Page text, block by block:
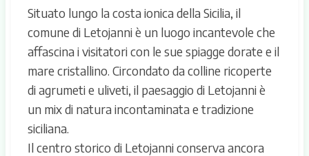
Situato lungo la costa ionica della Sicilia, il
comune di Letojanni è un luogo incantevole che
affascina i visitatori con le sue spiagge dorate e il
mare cristallino. Circondato da colline ricoperte
di agrumeti e uliveti, il paesaggio di Letojanni è
un mix di natura incontaminata e tradizione
siciliana.
Il centro storico di Letojanni conserva ancora